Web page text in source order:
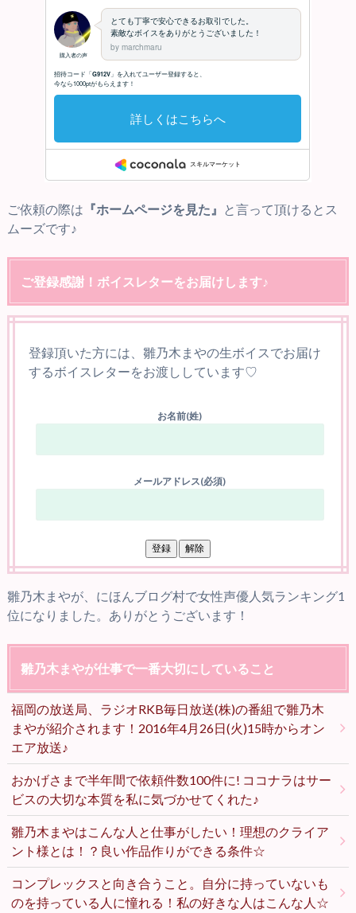
ご依頼の際は 『ホームページを見た』
と言って頂けるとス
ムーズです♪
ご登録感謝！ボイスレターをお届けします♪
登録頂いた方には、雛乃木まやの生ボイスでお届け
するボイスレターをお渡ししています♡
お名前(姓)
メールアドレス(必須)
雛乃木まやが、にほんブログ村で女性声優人気ランキング1
位になりました。ありがとうございます！
雛乃木まやが仕事で一番大切にしていること
福岡の放送局、ラジオRKB毎日放送(株)の番組で雛乃木
まやが紹介されます！2016年4月26日(火)15時からオン
エア放送♪
おかげさまで半年間で依頼件数100件に! ココナラはサー
ビスの大切な本質を私に気づかせてくれた♪
雛乃木まやはこんな人と仕事がしたい！理想のクライア
ント様とは！？良い作品作りができる条件☆
コンプレックスと向き合うこと。自分に持っていないも
のを持っている人に憧れる！私の好きな人はこんな人☆